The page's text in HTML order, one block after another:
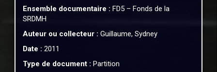
Ensemble documentaire : FD5 – Fonds de la
SRDMH
Auteur ou collecteur : Guillaume, Sydney
Date : 2011
Type de document : Partition